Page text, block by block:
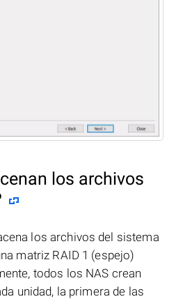
los archivos
los archivos del sistema
matriz RAID 1 (espejo)
todos los NAS crean
unidad, la primera de las